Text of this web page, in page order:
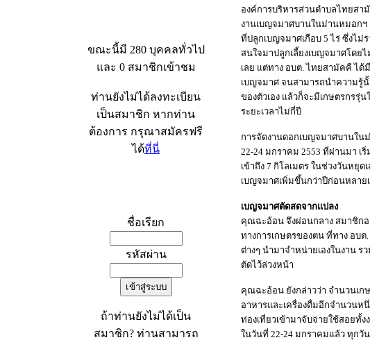
ขณะนี้มี 280 บุคคลทั่วไป
และ 0 สมาชิกเข้าชม
ท่านยังไม่ได้ลงทะเบียน
เป็นสมาชิก หากท่าน
ต้องการ กรุณาสมัครฟรี
ได้ที่นี่
ชื่อเรียก
รหัสผ่าน
ถ้าท่านยังไม่ได้เป็น
สมาชิก? ท่านสามารถ
องค์การบริหารส่วนตำบลไทยสา
งานเบญจมาศบานในม่านหมอก
ที่ปลูกเบญจมาศเกือบ 5 ไร่ ซึ่งไ
สนใจมาปลูกเลี้ยงเบญจมาศโดย
เลย แต่ทาง อบต. ไทยสามัคคี ได้
เบญจมาศ จนสามารถนำความรู้
ของตัวเอง แล้วก็จะมีเกษตรกรรุ่
ระยะเวลาไม่กี่ปี
การจัดงานดอกเบญจมาศบานใน
22-24 มกราคม 2553 ที่ผ่านมา เ
เข้าถึง 7 กิโลเมตร ในช่วงวันห
เบญจมาศเพิ่มขึ้นกว่าปีก่อนหลาย
เบญจมาศตัดสดจากแปลง
คุณฉะอ้อน จึงผ่อนกลาง สมาชิก
ทางการเกษตรของตน ที่ทาง อบ
ต่างๆ นำมาจำหน่ายเองในงาน
ตัดไว้ล่วงหน้า
คุณฉะอ้อน ยังกล่าวว่า จำนวนเก
อาหารและเครื่องดื่มอีกจำนวนห
ท่องเที่ยวเข้ามาจับจ่ายใช้สอยทั้
ในวันที่ 22-24 มกราคมแล้ว ทุกวั